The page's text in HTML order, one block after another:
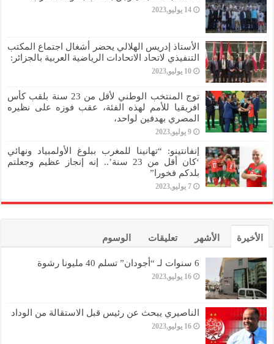
14 يوليو,2023
الأستاذ إدريس الهلالي يحضر أشغال اجتماع المكتب
التنفيذي لاتحاد الاتحادات الرياضية العربية بالجزائر:
10 يوليو,2023
توج المنتخب الوطني لأقل من 23 سنة بلقب كأس
افريقيا للأمم لهذه الفئة، عقب فوزه على نظيره
المصري بهدفين لواحد،
9 يوليو,2023
إنفانتينو: “تهانينا للمغرب ببلوغ الأولمبياد ونهائي
‘كان أقل من 23 سنة’.. إنه إنجاز عظيم وجعلتم
بلدكم فخورا”
7 يوليو,2023
الأخيرة الأشهر تعليقات الوسوم
6 سنوات لـ “أجودان” تسلم 40 مليونا رشوة
16 يوليو,2023
الناصيري يبحث عن رئيس قبل الاستقالة من الوداد
16 يوليو,2023